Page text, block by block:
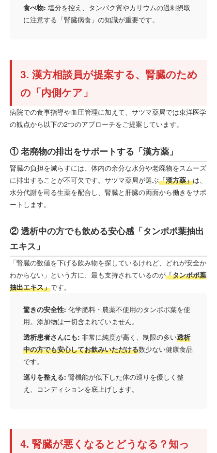
食べ物: 塩分を控え、タンパク質やカリウムの過剰摂取
に注意する「腎臓病食」の知識が重要です。
3. 漢方相談員が提案する、腎臓のため
の「内側ケア」
病院での食事指導や血圧管理に加えて、サツマ薬局では東洋医学
の観点から以下の2つのアプローチをご提案しています。
① 老廃物の排出をサポートする「漢方薬」
腎臓の負担を減らすには、体内の余分な水分や老廃物をスムーズ
に排出することが不可欠です。サツマ薬局が選ぶ「漢方薬」は、
水分代謝を司る生薬を配合し、腎臓と肝臓の両面から働きをサポ
ートします。
② 透析中の方でも飲める安心感「タンポポ葉抽出
エキス」
「腎臓の数値を下げる飲み物を探しているけれど、どれが安全か
わからない」という方に、最も支持されているのが「タンポポ葉
抽出エキス」です。
驚きの安全性: 化学肥料・農薬不使用のタンポポ葉を使
用。添加物は一切含まれていません。
透析患者さんにも: 非常に純度が高く、制限の多い透析
中の方でも安心してお飲みいただける数少ない健康食品
です。
巡りを整える: 腎機能が低下した体の巡りを優しく整
え、コンディションを底上げします。
4. 腎臓が悪くなるとどうなる？知っ